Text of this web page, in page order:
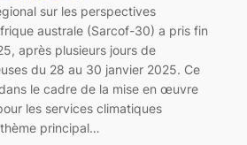
sur les perspectives
australe (Sarcof-30) a pris fin
après plusieurs jours de
du 28 au 30 janvier 2025. Ce
le cadre de la mise en œuvre
les services climatiques
principal…